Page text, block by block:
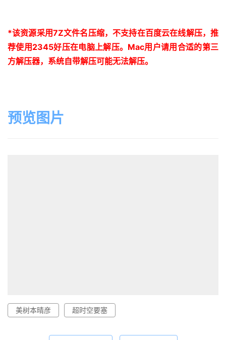
*该资源采用7Z文件名压缩，不支持在百度云在线解压，推
荐使用2345好压在电脑上解压。 Mac用户请用合适的第三
方解压器，系统自带解压可能无法解压。
预览图片
美树本晴彦 超时空要塞